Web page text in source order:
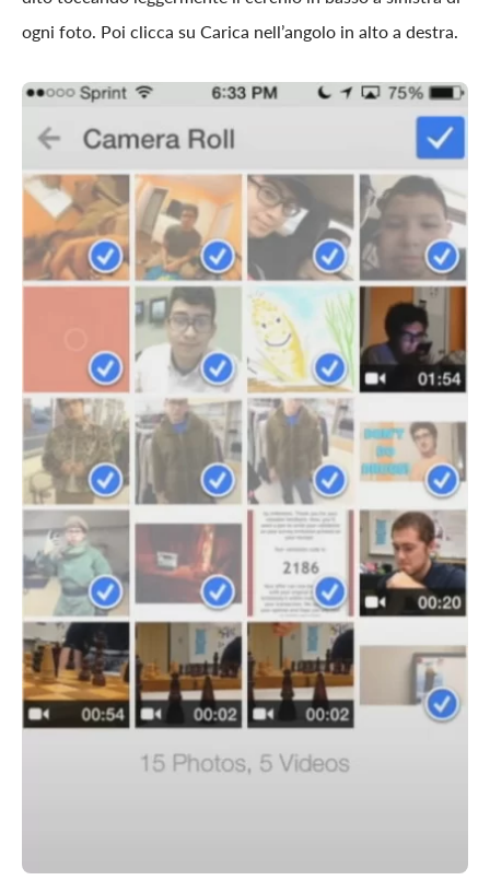
ogni foto. Poi clicca su Carica nell’angolo in alto a destra.